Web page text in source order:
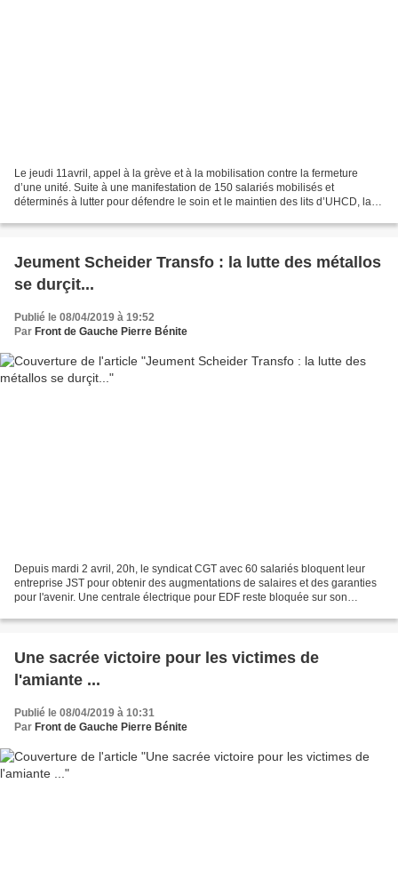
Le jeudi 11avril, appel à la grève et à la mobilisation contre la fermeture
d’une unité. Suite à une manifestation de 150 salariés mobilisés et
déterminés à lutter pour défendre le soin et le maintien des lits d’UHCD, la
Jeument Scheider Transfo : la lutte des métallos
se durçit...
Publié le 08/04/2019 à 19:52
Par Front de Gauche Pierre Bénite
Depuis mardi 2 avril, 20h, le syndicat CGT avec 60 salariés bloquent leur
entreprise JST pour obtenir des augmentations de salaires et des garanties
pour l'avenir. Une centrale électrique pour EDF reste bloquée sur son
Une sacrée victoire pour les victimes de
l'amiante ...
Publié le 08/04/2019 à 10:31
Par Front de Gauche Pierre Bénite